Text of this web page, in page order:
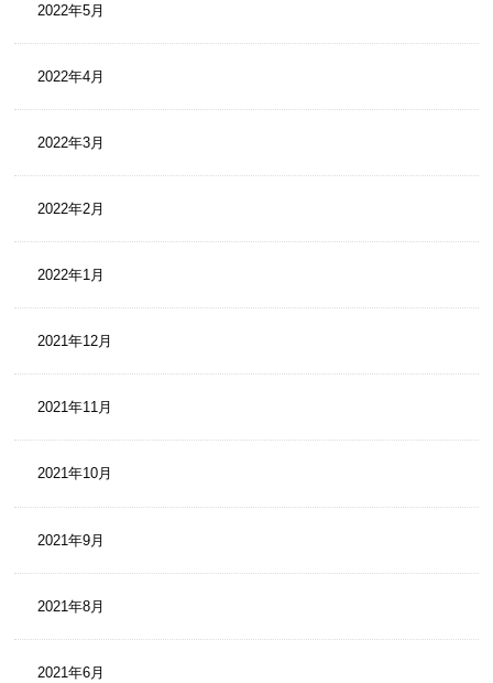
2022年5月
2022年4月
2022年3月
2022年2月
2022年1月
2021年12月
2021年11月
2021年10月
2021年9月
2021年8月
2021年6月